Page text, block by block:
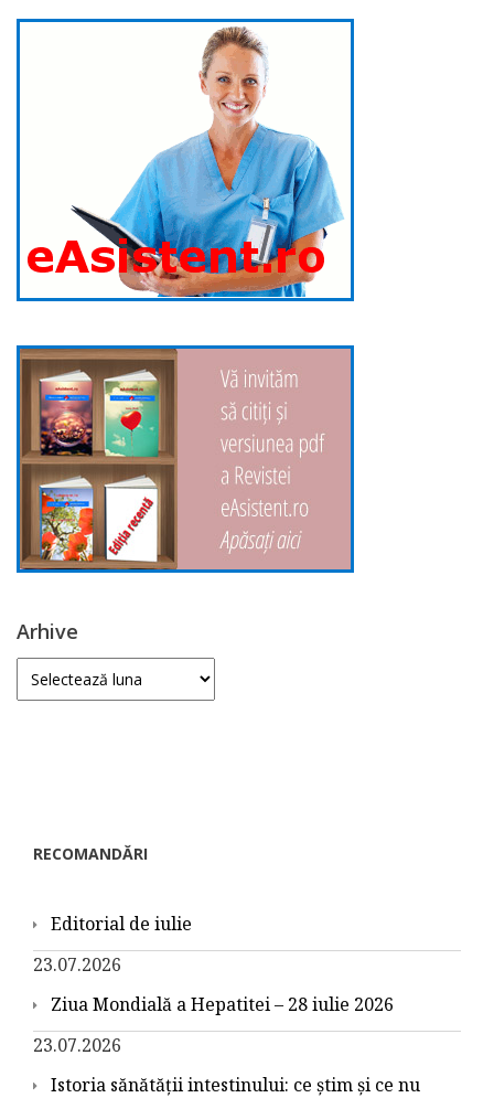
Arhive
Arhive
RECOMANDĂRI
Editorial de iulie
23.07.2026
Ziua Mondială a Hepatitei – 28 iulie 2026
23.07.2026
Istoria sănătății intestinului: ce știm și ce nu